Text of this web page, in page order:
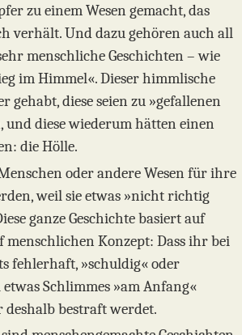
zu einem Wesen gemacht, das
verhält. Und dazu gehören auch all
menschliche Geschichten – wie
im Himmel«. Dieser himmlische
gehabt, diese seien zu »gefallenen
und diese wiederum hätten einen
die Hölle.
oder andere Wesen für ihre
weil sie etwas »nicht richtig
ganze Geschichte basiert auf
menschlichen Konzept: Dass ihr bei
fehlerhaft, »schuldig« oder
Schlimmes »am Anfang«
deshalb bestraft werdet.